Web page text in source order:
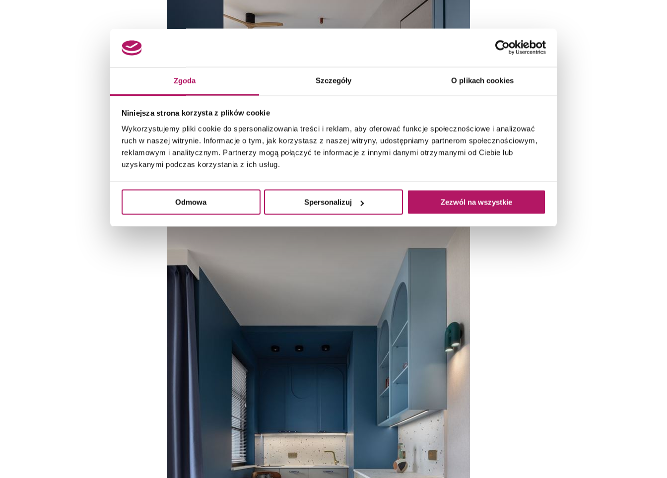
Zgoda Szczegóły O plikach cookies
Niniejsza strona korzysta z plików cookie
Wykorzystujemy pliki cookie do spersonalizowania treści i reklam, aby oferować funkcje społecznościowe i analizować
ruch w naszej witrynie. Informacje o tym, jak korzystasz z naszej witryny, udostępniamy partnerom społecznościowym,
reklamowym i analitycznym. Partnerzy mogą połączyć te informacje z innymi danymi otrzymanymi od Ciebie lub
uzyskanymi podczas korzystania z ich usług.
Odmowa Spersonalizuj Zezwól na wszystkie
Fot. Magdalena Łojewska VEY